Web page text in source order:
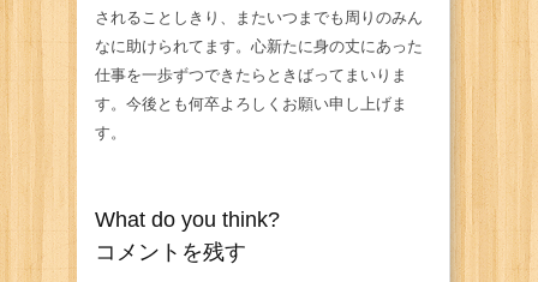
されることしきり、またいつまでも周りのみん
なに助けられてます。心新たに身の丈にあった
仕事を一歩ずつできたらときばってまいりま
す。今後とも何卒よろしくお願い申し上げま
す。
What do you think?
コメントを残す